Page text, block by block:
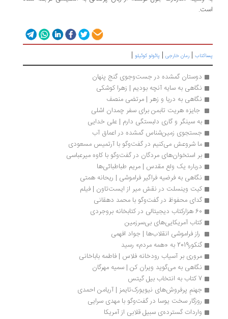
است.
پساکتاب | رمان خارجی | پائولو کوئیلو |
دوستان گمشده در جست‌وجوی گنج پنهان
نگاهی به سایه آنچه بودیم | زهرا کوشکی
نگاهی به دریا و زهر | مرتضی منصف
جایزه هریت تابمن برای سفر چمدان اشلی
به سینگر و گاری دلبستگی دارم | علی خدایی
جستجوی زمین‌شناس گمشده در اعماق آب
ما شروعش می‌کنیم در گفت‌وگو با آرتمیس مسعودی
بر استخوان‌های مردگان در گفت‌وگو با کاوه میرعباسی
درباره یک ولع مقدس | مریم طباطبائی‌ها
نگاهی به فرضیه فراگیر فراموشی | ریحانه همتی
کیت وینسلت در نقش میر از ایست‌تاون | فیلم
گدای محفوظ در گفت‌وگو با محمد دهقانی
60 هزارکتاب دیجیتالی در کتابخانه بروجردی
کتاب آمریکایی‌های بی‌سرزمین
راز فراموشی انقلاب‌ها | جواد افهمی
گنکور2019 به «همه مردم» رسید
مروری بر آسیاب رودخانه فلاس | فاطمه باباخانی
نگاهی به می‌گوید ویران کن | سمیه مهرگان
7 کتاب به انتخاب بیل گیتس
جهنمِ پرفروش‌های نیویورک‌تایمز | آریامن احمدی
روزگار سخت یوسا در گفت‌وگو با مهدی سرایی
واردات گسترده‌ی سبیل قلابی از آمریکا